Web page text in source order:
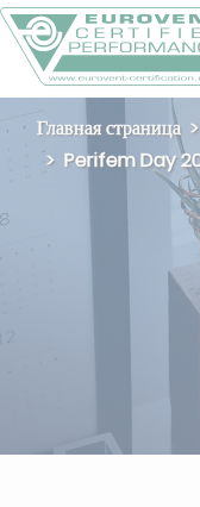
Главная страница
Perifem Day